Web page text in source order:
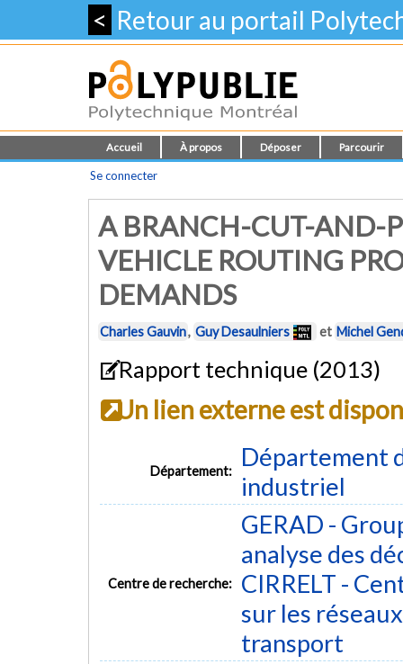
< Retour au portail
Accueil À propos Déposer Parcourir
Se connecter
A BRANCH-CUT-AND-
VEHICLE ROUTING
DEMANDS
Charles Gauvin, Guy Desaulniers et Michel
Rapport technique (2013)
Un lien externe est
Département:
Département
industriel
Centre de recherche:
GERAD -
analyse des
CIRRELT -
sur les
transport